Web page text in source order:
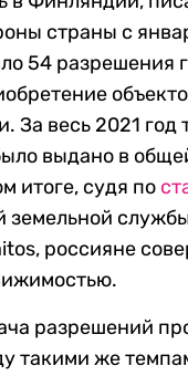
страны с
54 разрешения
За весь 2021 год
выдано в
итоге, судя по
земельной
россияне
разрешений
такими же